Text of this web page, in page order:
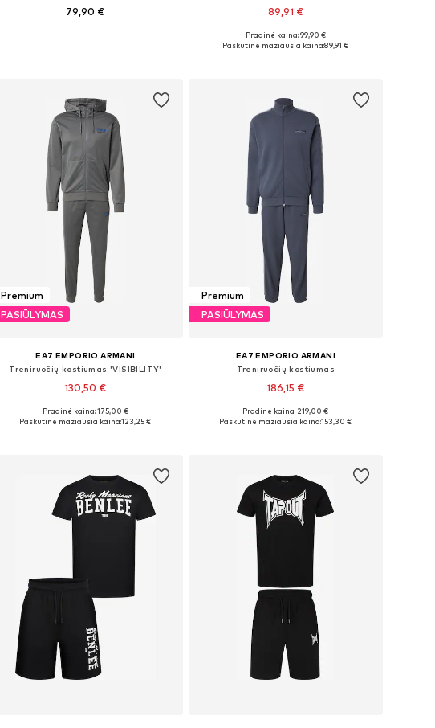
79,90 € 89,91 €
Galimi dydžiai: S, M, L, XXL, XXXL
Pradinė kaina: 99,90 €
Paskutinė mažiausia kaina:89,91 €
Premium
PASIŪLYMAS
EA7 EMPORIO ARMANI
Treniruočių kostiumas 'VISIBILITY'
130,50 €
Galimi dydžiai: M, L, XL
Pradinė kaina: 175,00 €
Paskutinė mažiausia kaina:123,25 €
Premium
PASIŪLYMAS
EA7 EMPORIO ARMANI
Treniruočių kostiumas
186,15 €
Galimi dydžiai: S, M, L, XL
Pradinė kaina: 219,00 €
Paskutinė mažiausia kaina:153,30 €